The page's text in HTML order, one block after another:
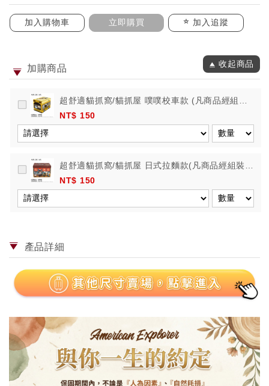
加入購物車 立即購買 加入追蹤
加購商品 收起商品
超舒適貓抓窩/貓抓屋 噗噗校車款 (凡商品經組
裝，恕不接受退換貨)
NT$ 150
超舒適貓抓窩/貓抓屋 日式拉麵款(凡商品經組裝，
恕不接受退換貨)
NT$ 150
產品詳細